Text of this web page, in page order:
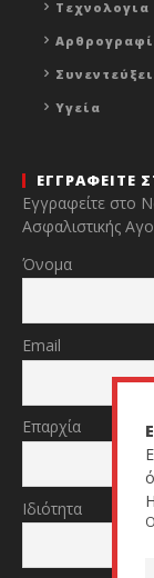
Τεχνολογια
Υγεία
ΕΓΓΡΑΦΕΙΤΕ
Εγγραφείτε στο
Ασφαλιστικής
Όνομα
Email
Επαρχία
Ιδιότητα